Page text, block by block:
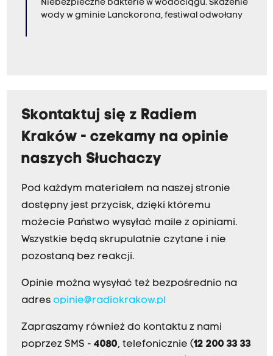
Niebezpieczne bakterie w wodociągu. Skażenie
wody w gminie Lanckorona, festiwal odwołany
Skontaktuj się z Radiem
Kraków - czekamy na opinie
naszych Słuchaczy
Pod każdym materiałem na naszej stronie
dostępny jest przycisk, dzięki któremu
możecie Państwo wysyłać maile z opiniami.
Wszystkie będą skrupulatnie czytane i nie
pozostaną bez reakcji.
Opinie można wysyłać też bezpośrednio na
adres opinie@radiokrakow.pl
Zapraszamy również do kontaktu z nami
poprzez SMS - 4080, telefonicznie (12 200 33 33